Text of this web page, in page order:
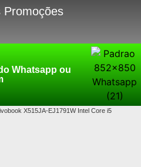
Promoções
Whatsapp ou
X515JA-EJ1791W Intel Core i5